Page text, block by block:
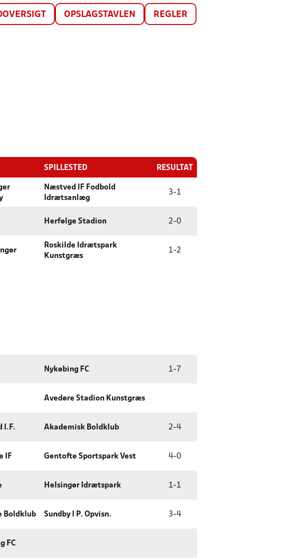
OPSLAGSTAVLEN REGLER
SPILLESTED RESULTAT
Næstved IF Fodbold
Idrætsanlæg
3-1
Herfølge Stadion 2-0
Roskilde Idrætspark
Kunstgræs
1-2
Nykøbing FC 1- 7
Avedøre Stadion Kunstgræs
I.F. Akademisk Boldklub 2-4
IF Gentofte Sportspark Vest 4-0
Helsingør Idrætspark 1-1
Boldklub Sundby I P. Opvisn. 3-4
FC